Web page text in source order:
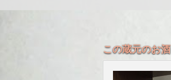
この蔵元のお酒